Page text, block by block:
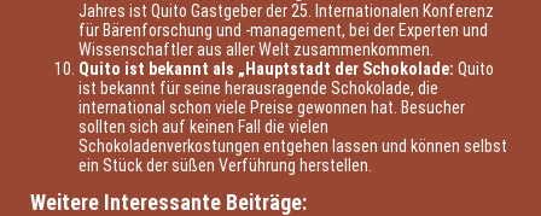
Jahres ist Quito Gastgeber der 25. Internationalen Konferenz
für Bärenforschung und -management, bei der Experten und
Wissenschaftler aus aller Welt zusammenkommen.
Quito ist bekannt als „Hauptstadt der Schokolade: Quito
ist bekannt für seine herausragende Schokolade, die
international schon viele Preise gewonnen hat. Besucher
sollten sich auf keinen Fall die vielen
Schokoladenverkostungen entgehen lassen und können selbst
ein Stück der süßen Verführung herstellen.
Weitere Interessante Beiträge: